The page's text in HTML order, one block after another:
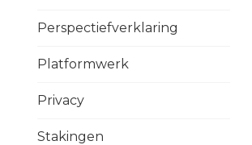
Perspectiefverklaring
Platformwerk
Privacy
Stakingen